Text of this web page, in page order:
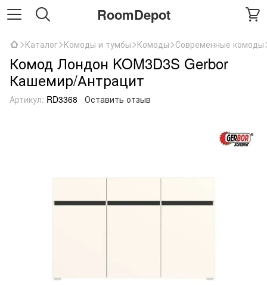
RoomDepot
Каталог Комоды и тумбы Комоды Современные комоды
Комод Лондон KOM3D3S Gerbor
Кашемир/Антрацит
Артикул: RD3368 Оставить отзыв